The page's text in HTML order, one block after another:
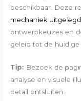
beschikbaar. Deze
mechaniek uitgelegd
ontwerpkeuzes en
geleid tot de huidige
Tip: Bezoek de
analyse en visuele
detail ontsluiten.